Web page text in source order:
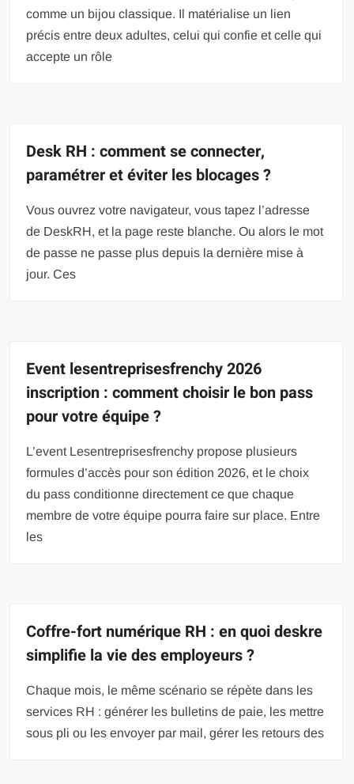
comme un bijou classique. Il matérialise un lien
précis entre deux adultes, celui qui confie et celle qui
accepte un rôle
Desk RH : comment se connecter,
paramétrer et éviter les blocages ?
Vous ouvrez votre navigateur, vous tapez l’adresse
de DeskRH, et la page reste blanche. Ou alors le mot
de passe ne passe plus depuis la dernière mise à
jour. Ces
Event lesentreprisesfrenchy 2026
inscription : comment choisir le bon pass
pour votre équipe ?
L’event Lesentreprisesfrenchy propose plusieurs
formules d’accès pour son édition 2026, et le choix
du pass conditionne directement ce que chaque
membre de votre équipe pourra faire sur place. Entre
les
Coffre-fort numérique RH : en quoi deskre
simplifie la vie des employeurs ?
Chaque mois, le même scénario se répète dans les
services RH : générer les bulletins de paie, les mettre
sous pli ou les envoyer par mail, gérer les retours des